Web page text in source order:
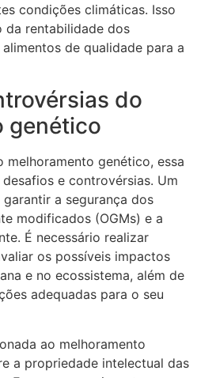
condições climáticas. Isso
da rentabilidade dos
de qualidade para a
do
genético
genético, essa
e controvérsias. Um
a segurança dos
modificados (OGMs) e a
É necessário realizar
os possíveis impactos
e no ecossistema, além de
adequadas para o seu
ao melhoramento
a propriedade intelectual das